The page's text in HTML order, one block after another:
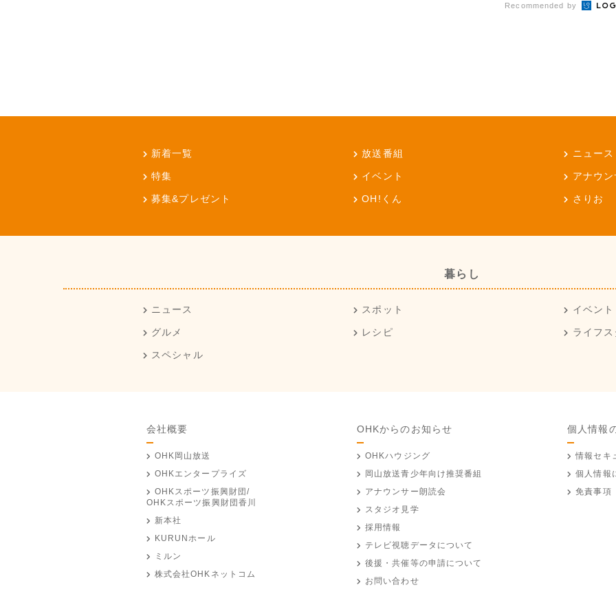
Recommended by
新着一覧 放送番組 ニュース
特集 イベント アナウ
募集&プレゼント OH!くん さりお
暮らし
ニュース スポット イベント
グルメ レシピ ライフ
スペシャル
会社概要
OHK岡山放送
OHKエンタープライズ
OHKスポーツ振興財団/
OHKスポーツ振興財団香川
新本社
KURUNホール
ミルン
株式会社OHKネットコム
OHKからのお知らせ
OHKハウジング
岡山放送青少年向け推奨番組
アナウンサー朗読会
スタジオ見学
採用情報
テレビ視聴データについて
後援・共催等の申請について
お問い合わせ
個人情報
情報セキ
個人情報
免責事項